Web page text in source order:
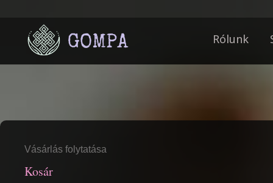
Rólunk
Vásárlás folytatása
Kosár